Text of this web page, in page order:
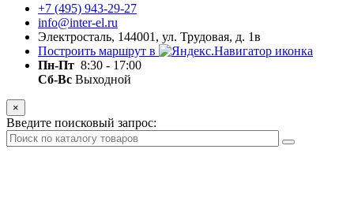
+7 (495) 943-29-27
info@inter-el.ru
Электросталь, 144001, ул. Трудовая, д. 1в
Построить маршрут в
Пн-Пт 8:30 - 17:00
Сб-Вс Выходной
×
Введите поисковый запрос: